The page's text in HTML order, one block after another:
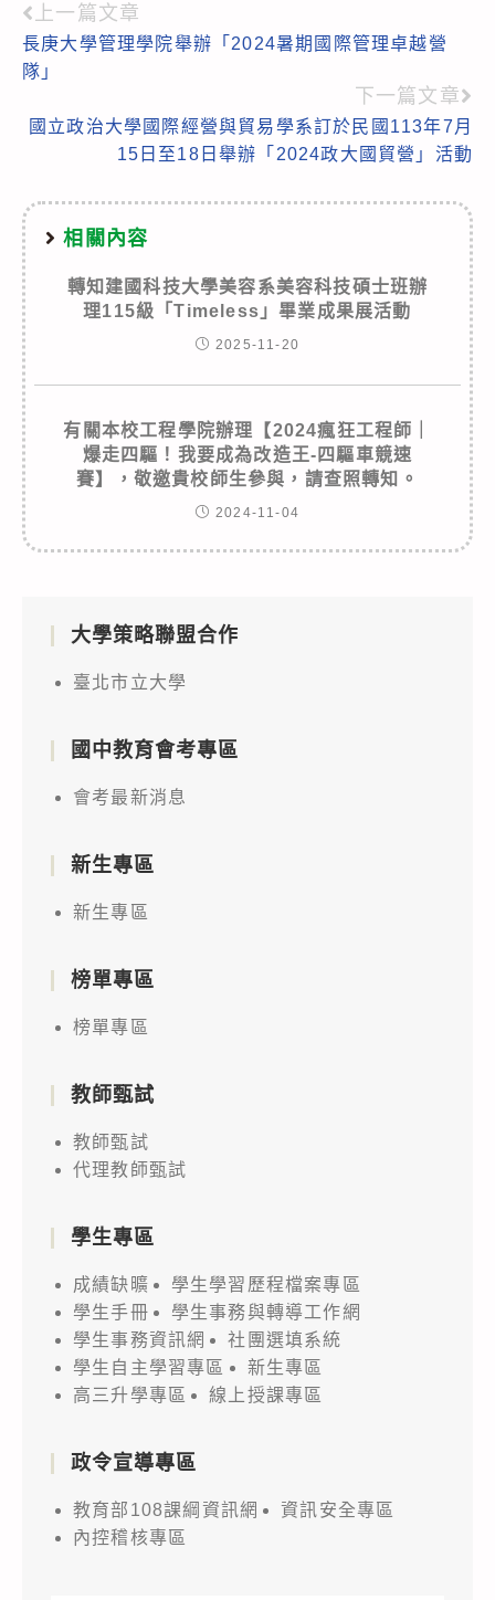
Read
more
上一篇文章
長庚大學管理學院舉辦「2024暑期國際管理卓越營
隊」
下一篇文章
國立政治大學國際經營與貿易學系訂於民國113年7月
15日至18日舉辦「2024政大國貿營」活動
相關內容
轉知建國科技大學美容系美容科技碩士班辦
理115級「Timeless」畢業成果展活動
2025-11-20
有關本校工程學院辦理【2024瘋狂工程師｜
爆走四驅！我要成為改造王-四驅車競速
賽】，敬邀貴校師生參與，請查照轉知。
2024-11-04
大學策略聯盟合作
臺北市立大學
國中教育會考專區
會考最新消息
新生專區
新生專區
榜單專區
榜單專區
教師甄試
教師甄試
代理教師甄試
學生專區
成績缺曠
學生學習歷程檔案專區
學生手冊
學生事務與轉導工作網
學生事務資訊網
社團選填系統
學生自主學習專區
新生專區
高三升學專區
線上授課專區
政令宣導專區
教育部108課綱資訊網
資訊安全專區
內控稽核專區